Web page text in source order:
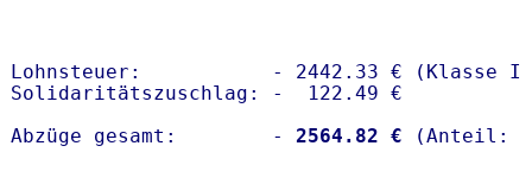
Lohnsteuer:           - 2442.33 € (Klasse I)
Solidaritätszuschlag: -  122.49 €
Abzüge gesamt:        -
2564.82 €